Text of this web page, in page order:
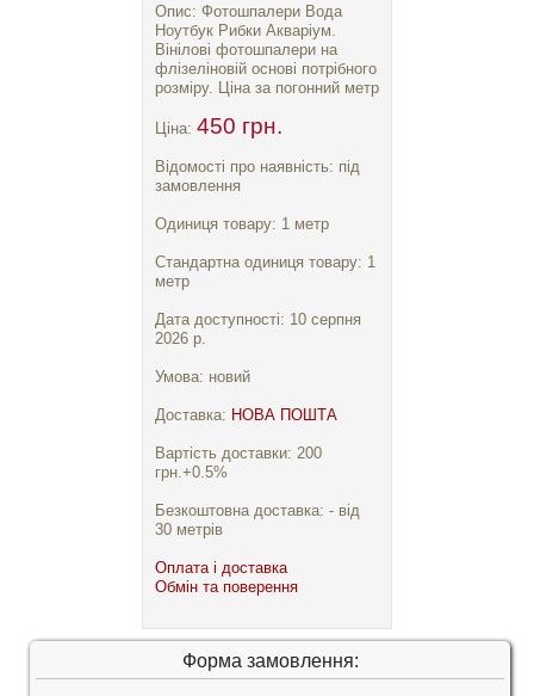
Опис: Фотошпалери Вода
Ноутбук Рибки Акваріум.
Вінілові фотошпалери на
флізеліновій основі потрібного
розміру. Ціна за погонний метр
Ціна: 450 грн.
Відомості про наявність: під
замовлення
Одиниця товару: 1 метр
Стандартна одиниця товару: 1
метр
Дата доступності: 10 серпня
2026 р.
Умова: новий
Доставка: НОВА ПОШТА
Вартість доставки: 200
грн.+0.5%
Безкоштовна доставка: - від
30 метрів
Оплата і доставка
Обмін та поверення
Форма замовлення: